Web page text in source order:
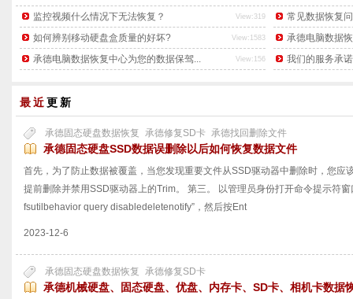
View:319
监控视频什么情况下无法恢复？ 常见数据恢复
View:1583
如何辨别移动硬盘盒质量的好坏? 承德电脑数据
View:156
承德电脑数据恢复中心为您的数据保驾... 我们的服务承
最近更新
承德固态硬盘数据恢复 承德修复SD卡 承德找回删除文件
承德固态硬盘SSD数据误删除以后如何恢复数据文件
首先，为了防止数据被覆盖，当您发现重要文件从SSD驱动器中删除时，您应
提前删除并禁用SSD驱动器上的Trim。 第三。 以管理员身份打开命令提示符
fsutilbehavior query disabledeletenotify”，然后按Ent
2023-12-6
承德固态硬盘数据恢复 承德修复SD卡
承德机械硬盘、固态硬盘、优盘、内存卡、SD卡、相机卡数据